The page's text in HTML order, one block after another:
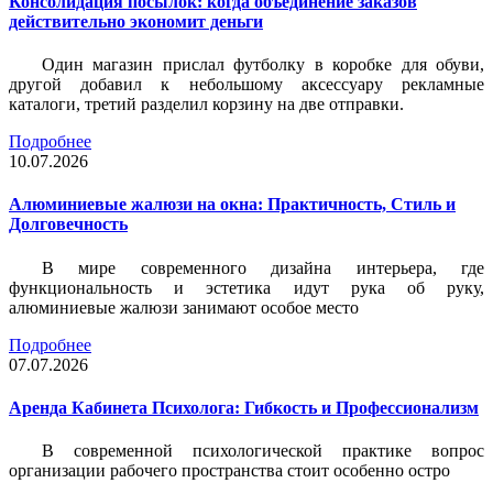
действительно экономит деньги
Один магазин прислал футболку в коробке для обуви,
другой добавил к небольшому аксессуару рекламные
каталоги, третий разделил корзину на две отправки.
Подробнее
10.07.2026
Алюминиевые жалюзи на окна: Практичность, Стиль и
Долговечность
В мире современного дизайна интерьера, где
функциональность и эстетика идут рука об руку,
алюминиевые жалюзи занимают особое место
Подробнее
07.07.2026
Аренда Кабинета Психолога: Гибкость и Профессионализм
В современной психологической практике вопрос
организации рабочего пространства стоит особенно остро